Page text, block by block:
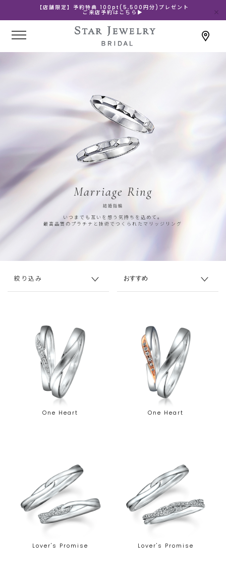
【店舗限定】予約特典 100pt(5,500円分)プレゼント
ご来店予約はこちら▶
Marriage Ring
結婚指輪
いつまでも互いを想う気持ちを込めて。
最高品質のプラチナと技術でつくられたマリッジリング
絞り込み
One Heart One Heart
Lover's Promise Lover's Promise